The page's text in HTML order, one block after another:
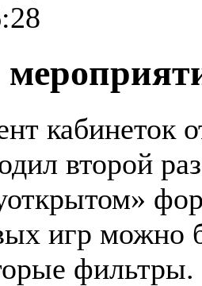
кабинеток
второй
игр можно
фильтры.